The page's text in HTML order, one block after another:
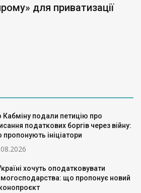
для приватизації
Кабміну подали петицію про
податкових боргів через війну:
ініціатори
хочуть оподатковувати
що пропонує новий